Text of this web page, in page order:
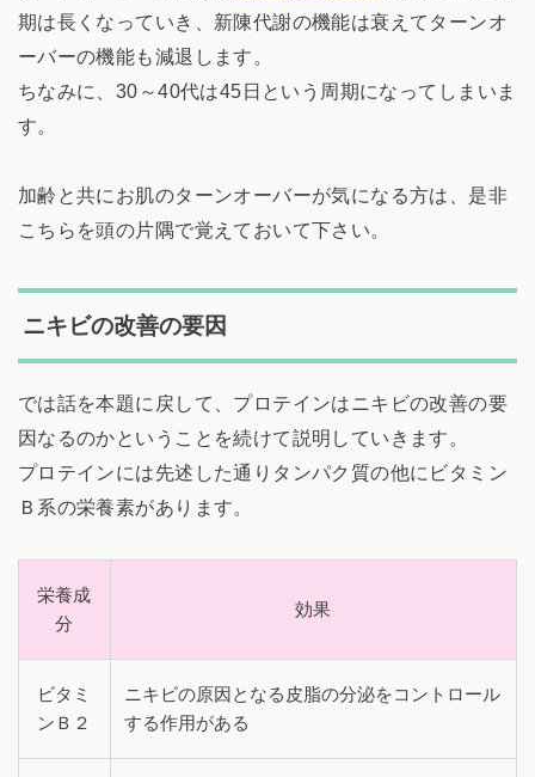
期は長くなっていき、新陳代謝の機能は衰えてターンオ
ーバーの機能も減退します。
ちなみに、30～40代は45日という周期になってしまいま
す。
加齢と共にお肌のターンオーバーが気になる方は、是非
こちらを頭の片隅で覚えておいて下さい。
ニキビの改善の要因
では話を本題に戻して、プロテインはニキビの改善の要
因なるのかということを続けて説明していきます。
プロテインには先述した通りタンパク質の他にビタミン
Ｂ系の栄養素があります。
栄養成
分
効果
ビタミ
ンＢ２
ニキビの原因となる皮脂の分泌をコントロール
する作用がある